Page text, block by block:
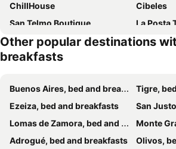
ChillHouse
Cibeles
San Telmo Boutique
La Posta
Other popular destinations
breakfasts
Buenos Aires, bed and breakfasts
Tigre,
Ezeiza, bed and breakfasts
San
Lomas de Zamora, bed and breakfasts
Monte
Adrogué, bed and breakfasts
Olivos,